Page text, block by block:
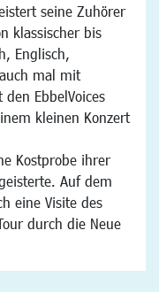
seine Zuhörer
klassischer bis
Englisch,
mal mit
EbbelVoices
kleinen Konzert
Kostprobe ihrer
Auf dem
eine Visite des
durch die Neue